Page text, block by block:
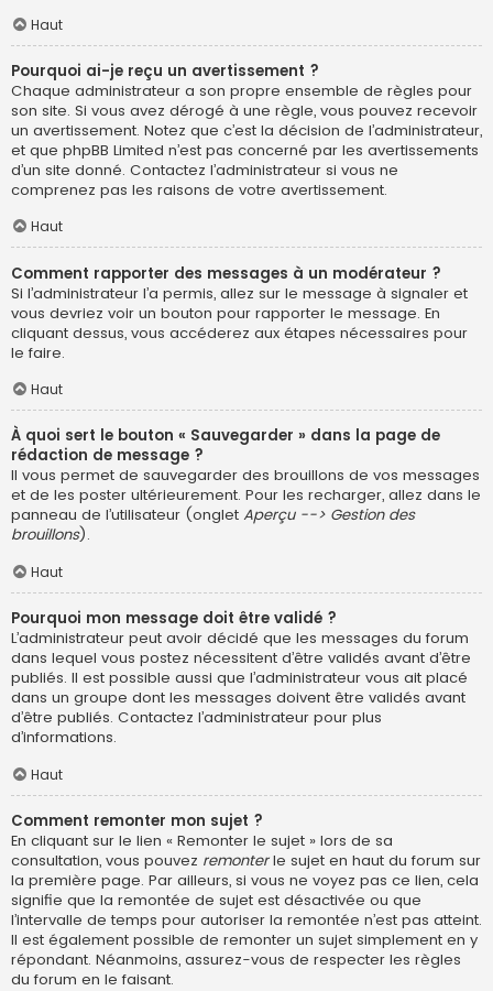
Haut
Pourquoi ai-je reçu un avertissement ?
Chaque administrateur a son propre ensemble de règles pour
son site. Si vous avez dérogé à une règle, vous pouvez recevoir
un avertissement. Notez que c’est la décision de l’administrateur,
et que phpBB Limited n’est pas concerné par les avertissements
d’un site donné. Contactez l’administrateur si vous ne
comprenez pas les raisons de votre avertissement.
Haut
Comment rapporter des messages à un modérateur ?
Si l’administrateur l’a permis, allez sur le message à signaler et
vous devriez voir un bouton pour rapporter le message. En
cliquant dessus, vous accéderez aux étapes nécessaires pour
le faire.
Haut
À quoi sert le bouton « Sauvegarder » dans la page de
rédaction de message ?
Il vous permet de sauvegarder des brouillons de vos messages
et de les poster ultérieurement. Pour les recharger, allez dans le
panneau de l’utilisateur (onglet Aperçu --> Gestion des
brouillons).
Haut
Pourquoi mon message doit être validé ?
L’administrateur peut avoir décidé que les messages du forum
dans lequel vous postez nécessitent d’être validés avant d’être
publiés. Il est possible aussi que l’administrateur vous ait placé
dans un groupe dont les messages doivent être validés avant
d’être publiés. Contactez l’administrateur pour plus
d’informations.
Haut
Comment remonter mon sujet ?
En cliquant sur le lien « Remonter le sujet » lors de sa
consultation, vous pouvez remonterle sujet en haut du forum sur
la première page. Par ailleurs, si vous ne voyez pas ce lien, cela
signifie que la remontée de sujet est désactivée ou que
l’intervalle de temps pour autoriser la remontée n’est pas atteint.
Il est également possible de remonter un sujet simplement en y
répondant. Néanmoins, assurez-vous de respecter les règles
du forum en le faisant.